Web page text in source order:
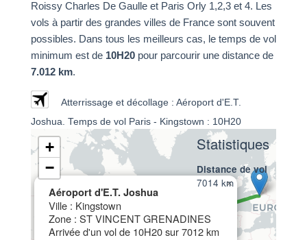
Roissy Charles De Gaulle et Paris Orly 1,2,3 et 4. Les
vols à partir des grandes villes de France sont souvent
possibles. Dans tous les meilleurs cas, le temps de vol
minimum est de 10H20 pour parcourir une distance de
7.012 km.
Atterrissage et décollage : Aéroport d'E.T.
Joshua. Temps de vol Paris - Kingstown : 10H20
Aéroport d'E.T. Joshua
Ville : Kingstown
Zone : ST VINCENT GRENADINES
Arrivée d'un vol de 10H20 sur 7012 km
×
+
−
Statistiques
Distance de vol
7014 km